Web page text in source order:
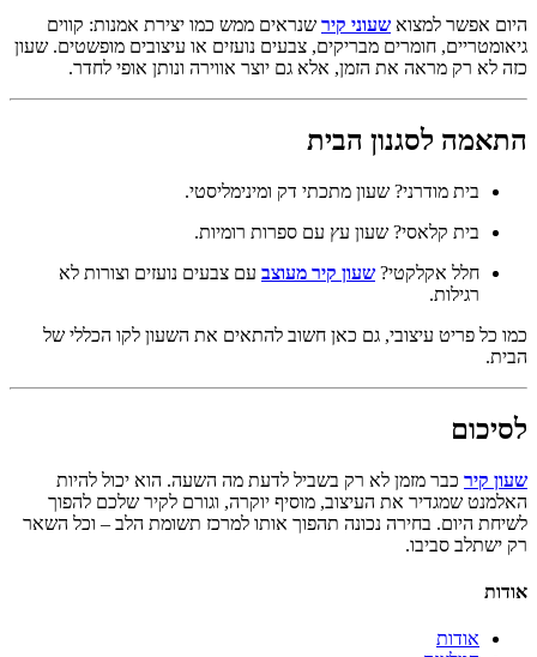
היום אפשר למצוא שעוני קיר שנראים ממש כמו יצירת אמנות: קווים
גיאומטריים, חומרים מבריקים, צבעים נועזים או עיצובים מופשטים. שעון
כזה לא רק מראה את הזמן, אלא גם יוצר אווירה ונותן אופי לחדר.
התאמה לסגנון הבית
בית מודרני? שעון מתכתי דק ומינימליסטי.
בית קלאסי? שעון עץ עם ספרות רומיות.
חלל אקלקטי? שעון קיר מעוצב עם צבעים נועזים וצורות לא
רגילות.
כמו כל פריט עיצובי, גם כאן חשוב להתאים את השעון לקו הכללי של
הבית.
לסיכום
שעון קיר כבר מזמן לא רק בשביל לדעת מה השעה. הוא יכול להיות
האלמנט שמגדיר את העיצוב, מוסיף יוקרה, וגורם לקיר שלכם להפוך
לשיחת היום. בחירה נכונה תהפוך אותו למרכז תשומת הלב – וכל השאר
רק ישתלב סביבו.
אודות
אודות